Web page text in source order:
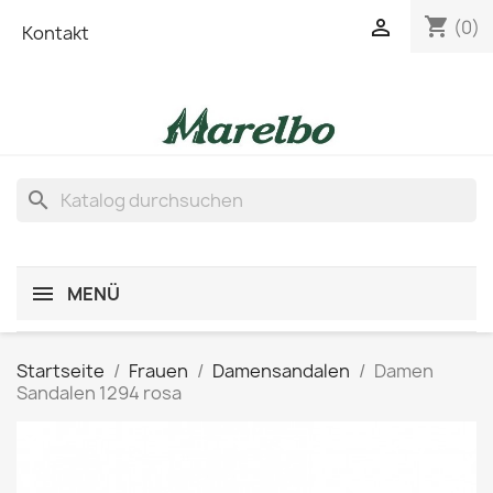
Kontakt shopping_cart (0)

search
MENÜ
Startseite Frauen Damensandalen
Damen
Sandalen 1294 rosa